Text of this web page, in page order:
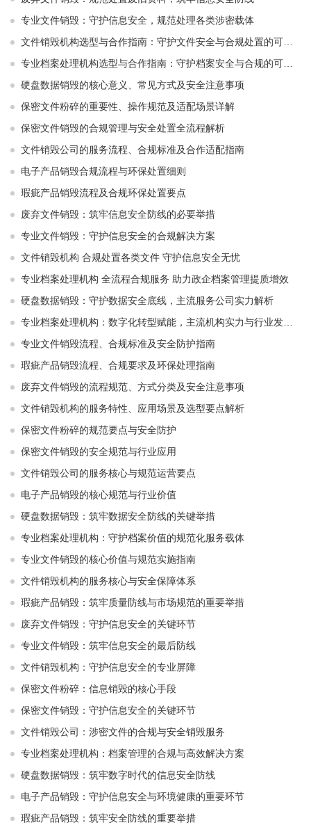
专业文件销毁：守护信息安全，规范处理各类涉密载体
文件销毁机构选型与合作指南：守护文件安全与合规处置的可靠选择
专业档案处理机构选型与合作指南：守护档案安全与合规的可靠伙伴
硬盘数据销毁的核心意义、常见方式及安全注意事项
保密文件粉碎的重要性、操作规范及适配场景详解
保密文件销毁的合规管理与安全处置全流程解析
文件销毁公司的服务流程、合规标准及合作适配指南
电子产品销毁合规流程与环保处置细则
瑕疵产品销毁流程及合规环保处置要点
废弃文件销毁：筑牢信息安全防线的必要举措
专业文件销毁：守护信息安全的合规解决方案
文件销毁机构 合规处置各类文件 守护信息安全无忧
专业档案处理机构 全流程合规服务 助力政企档案管理提质增效
硬盘数据销毁：守护数据安全底线，主流服务公司实力解析
专业档案处理机构：数字化转型赋能，主流机构实力与行业发展解析
专业文件销毁流程、合规标准及安全防护指南
瑕疵产品销毁流程、合规要求及环保处理指南
废弃文件销毁的流程规范、方式分类及安全注意事项
文件销毁机构的服务特性、应用场景及选型要点解析
保密文件粉碎的规范要点与安全防护
保密文件销毁的安全规范与行业应用
文件销毁公司的服务核心与规范运营要点
电子产品销毁的核心规范与行业价值
硬盘数据销毁：筑牢数据安全防线的关键举措
专业档案处理机构：守护档案价值的规范化服务载体
专业文件销毁的核心价值与规范实施指南
文件销毁机构的服务核心与安全保障体系
瑕疵产品销毁：筑牢质量防线与市场规范的重要举措
废弃文件销毁：守护信息安全的关键环节
专业文件销毁：筑牢信息安全的最后防线
文件销毁机构：守护信息安全的专业屏障
保密文件粉碎：信息销毁的核心手段
保密文件销毁：守护信息安全的关键环节
文件销毁公司：涉密文件的合规与安全销毁服务
专业档案处理机构：档案管理的合规与高效解决方案
硬盘数据销毁：筑牢数字时代的信息安全防线
电子产品销毁：守护信息安全与环境健康的重要环节
瑕疵产品销毁：筑牢安全防线的重要举措